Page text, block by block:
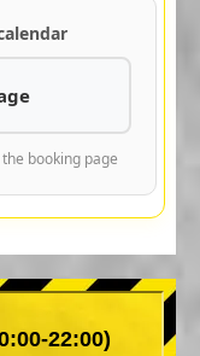
booking page
22:00)